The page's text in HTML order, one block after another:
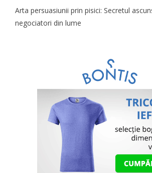
Arta persuasiunii prin pisici: Secretul
negociatori din lume